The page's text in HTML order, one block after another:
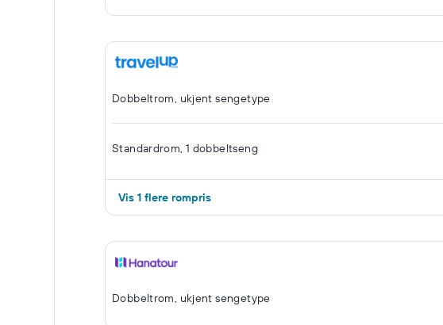
Dobbeltrom, ukjent sengetype
Standardrom, 1 dobbeltseng
Vis 1 flere rompris
Dobbeltrom, ukjent sengetype